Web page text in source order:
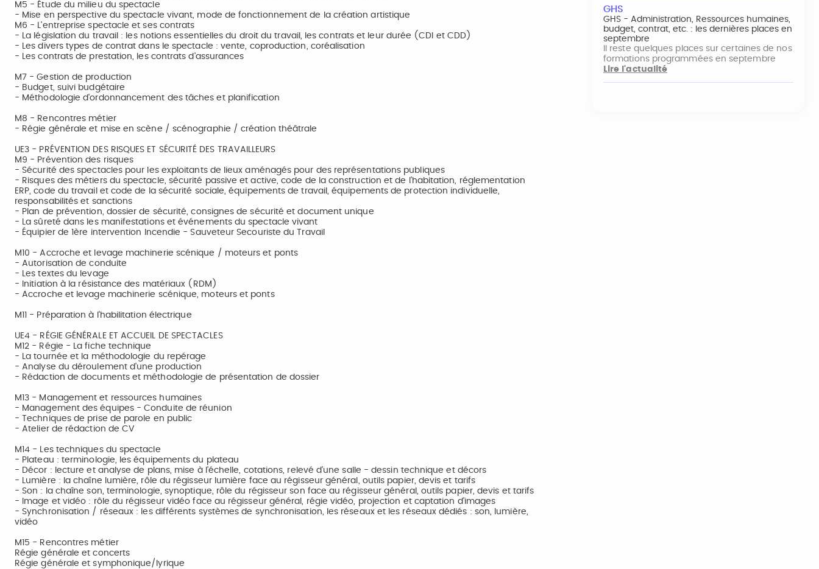
M5 - Étude du milieu du spectacle
- Mise en perspective du spectacle vivant, mode de fonctionnement de la création artistique
M6 - L'entreprise spectacle et ses contrats
- La législation du travail : les notions essentielles du droit du travail, les contrats et leur durée (CDI et CDD)
- Les divers types de contrat dans le spectacle : vente, coproduction, coréalisation
- Les contrats de prestation, les contrats d'assurances
M7 - Gestion de production
- Budget, suivi budgétaire
- Méthodologie d'ordonnancement des tâches et planification
M8 - Rencontres métier
- Régie générale et mise en scène / scénographie / création théâtrale
UE3 - PRÉVENTION DES RISQUES ET SÉCURITÉ DES TRAVAILLEURS
M9 - Prévention des risques
- Sécurité des spectacles pour les exploitants de lieux aménagés pour des représentations publiques
- Risques des métiers du spectacle, sécurité passive et active, code de la construction et de l'habitation, réglementation
ERP, code du travail et code de la sécurité sociale, équipements de travail, équipements de protection individuelle,
responsabilités et sanctions
- Plan de prévention, dossier de sécurité, consignes de sécurité et document unique
- La sûreté dans les manifestations et événements du spectacle vivant
- Équipier de 1ère intervention Incendie - Sauveteur Secouriste du Travail
M10 - Accroche et levage machinerie scénique / moteurs et ponts
- Autorisation de conduite
- Les textes du levage
- Initiation à la résistance des matériaux (RDM)
- Accroche et levage machinerie scénique, moteurs et ponts
M11 - Préparation à l'habilitation électrique
UE4 - RÉGIE GÉNÉRALE ET ACCUEIL DE SPECTACLES
M12 - Régie - La fiche technique
- La tournée et la méthodologie du repérage
- Analyse du déroulement d'une production
- Rédaction de documents et méthodologie de présentation de dossier
M13 - Management et ressources humaines
- Management des équipes - Conduite de réunion
- Techniques de prise de parole en public
- Atelier de rédaction de CV
M14 - Les techniques du spectacle
- Plateau : terminologie, les équipements du plateau
- Décor : lecture et analyse de plans, mise à l'échelle, cotations, relevé d'une salle - dessin technique et décors
- Lumière : la chaîne lumière, rôle du régisseur lumière face au régisseur général, outils papier, devis et tarifs
- Son : la chaîne son, terminologie, synoptique, rôle du régisseur son face au régisseur général, outils papier, devis et tarifs
- Image et vidéo : rôle du régisseur vidéo face au régisseur général, régie vidéo, projection et captation d'images
- Synchronisation / réseaux : les différents systèmes de synchronisation, les réseaux et les réseaux dédiés : son, lumière,
vidéo
M15 - Rencontres métier
Régie générale et concerts
Régie générale et symphonique/lyrique
GHS
GHS - Administration, Ressources humaines,
budget, contrat, etc. : les dernières places en
septembre
Il reste quelques places sur certaines de nos
formations programmées en septembre
Lire l'actualité